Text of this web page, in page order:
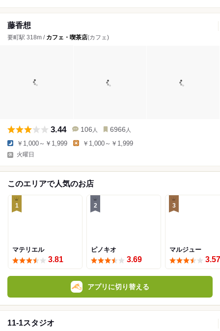
藤香想
要町駅 318m / カフェ・喫茶店(カフェ)
3.44 106 人 6966 人
￥1,000～￥1,999 ￥1,000～￥1,999
火曜日
このエリアで人気のお店
1
マテリエル
3.81
2
ピノキオ
3.69
3
マルジュー
3.57
アプリに切り替える
11-1スタジオ